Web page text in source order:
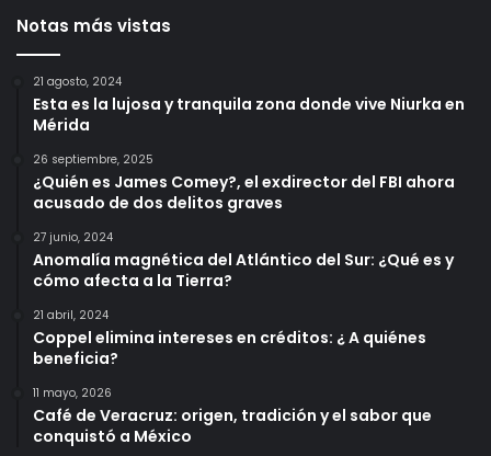
Notas más vistas
21 agosto, 2024
Esta es la lujosa y tranquila zona donde vive Niurka en
Mérida
26 septiembre, 2025
¿Quién es James Comey?, el exdirector del FBI ahora
acusado de dos delitos graves
27 junio, 2024
Anomalía magnética del Atlántico del Sur: ¿Qué es y
cómo afecta a la Tierra?
21 abril, 2024
Coppel elimina intereses en créditos: ¿ A quiénes
beneficia?
11 mayo, 2026
Café de Veracruz: origen, tradición y el sabor que
conquistó a México